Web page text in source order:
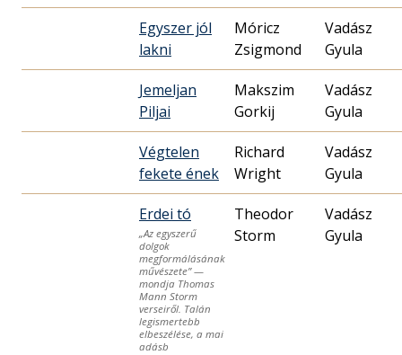
Egyszer jól
lakni
Móricz
Zsigmond
Vadász
Gyula
Jemeljan
Piljai
Makszim
Gorkij
Vadász
Gyula
Végtelen
fekete ének
Richard
Wright
Vadász
Gyula
Erdei tó
„Az egyszerű
dolgok
megformálásának
művészete” —
mondja Thomas
Mann Storm
verseiről. Talán
legismertebb
elbeszélése, a mai
adásb
Theodor
Storm
Vadász
Gyula